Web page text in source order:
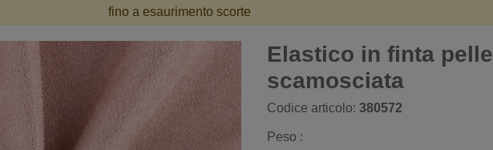
fino a esaurimento scorte
Elastico in finta pelle
scamosciata
Codice articolo: 380572
Peso :